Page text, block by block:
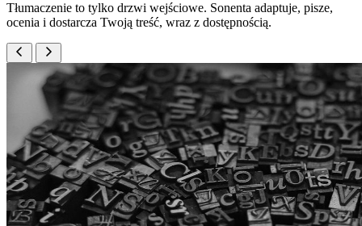
Tłumaczenie to tylko drzwi wejściowe. Sonenta adaptuje, pisze,
ocenia i dostarcza Twoją treść, wraz z dostępnością.